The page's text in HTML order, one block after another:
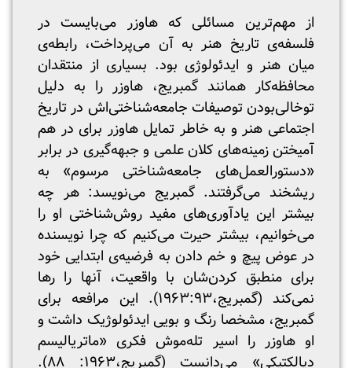
از مهم‌ترین مسائلی که هاوزر می‌بایست در
فلسفه‌ی تاریخ هنر به آن می‌پرداخت، رابطه‌ی
میان هنر و ایدئولوژی بود. بسیاری از منتقدان
محافظه‌کار همانند گمبریج، هاوزر را به دلیل
توخالی‌بودن توصیفات جامعه‌شناختی‌اش در تاریخ
اجتماعی هنر و به خاطر تمایل هاوزر برای در هم
آمیختن زمینه‌های کلان علمی و جبهه‌گیری در برابر
«دستورالعمل‌های جامعه‌شناختی مرسوم» به
ریشخند می‌گرفتند. گمبریج می‌نویسد: هر چه
بیشتر این یادآوری‌های مفید روش‌شناختی او را
می‌خوانیم، بیشتر حیرت می‌کنیم که چرا نویسنده
در عوض پیچ و خم دادن به فرضیه‌ی ابتدایی خود
برای منطبق کردن‌شان با واقعیت‌، آنها را رها
نمی‌کند (گمبریج،۱۹۶۳:۹۳). این مرافعه برای
گمبریج، مشخصا رنگ و بویی ایدئولوژیک داشت و
او هاوزر را اسیر تله‌موش فکری «ماتریالیسم
دیالکتیکی» می‌دانست (گمبریج،۱۹۶۳: ۸۸).